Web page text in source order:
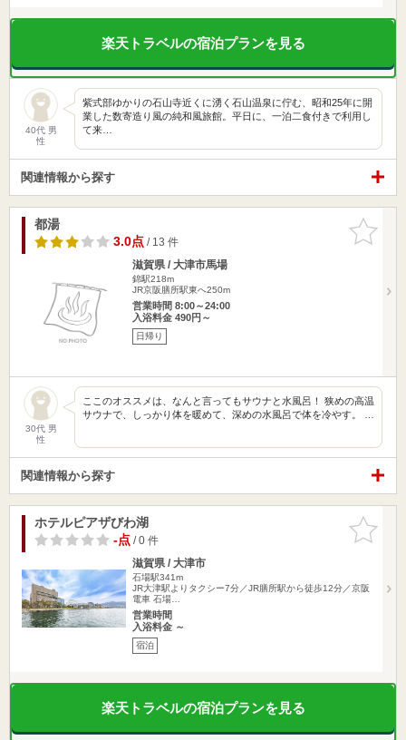
楽天トラベルの宿泊プランを見る
40代 男
性
紫式部ゆかりの石山寺近くに湧く石山温泉に佇む、昭和25年に開
業した数寄造り風の純和風旅館。平日に、一泊二食付きで利用し
て来…
関連情報から探す
お気に入
りに追加
都湯
3.0点/ 13 件
滋賀県 / 大津市馬場
錦駅218m
JR京阪膳所駅東へ250m
営業時間 8:00～24:00
入浴料金 490円～
日帰り
30代 男
性
ここのオススメは、なんと言ってもサウナと水風呂！ 狭めの高温
サウナで、しっかり体を暖めて、深めの水風呂で体を冷やす。 …
関連情報から探す
お気に入
りに追加
ホテルピアザびわ湖
-点/ 0 件
滋賀県 / 大津市
石場駅341m
JR大津駅よりタクシー7分／JR膳所駅から徒歩12分／京阪
電車 石場…
営業時間
入浴料金 ～
宿泊
楽天トラベルの宿泊プランを見る